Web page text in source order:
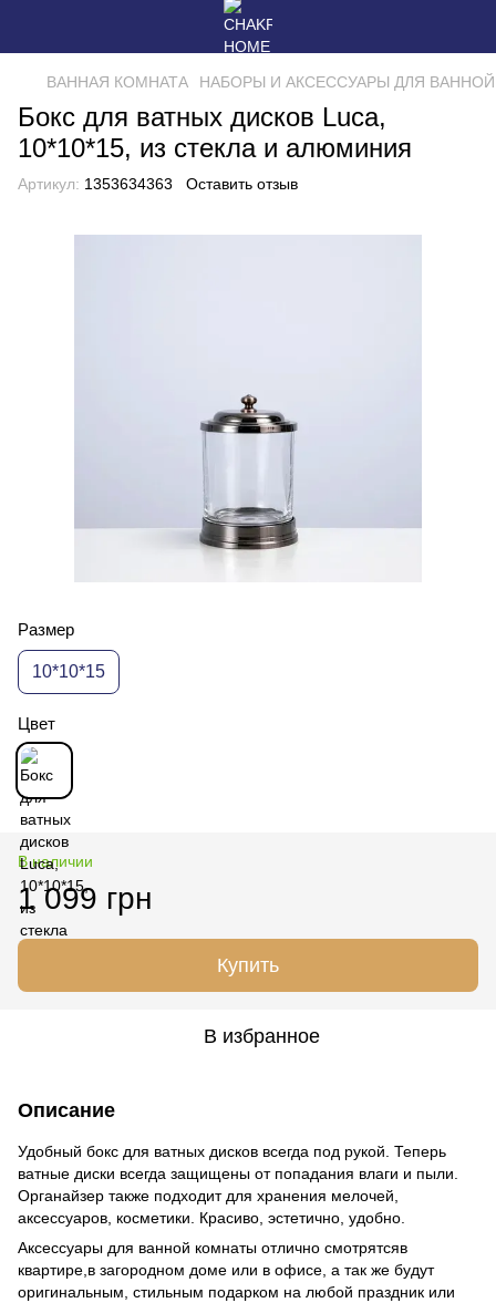
ВАННАЯ КОМНАТА НАБОРЫ И АКСЕССУАРЫ ДЛЯ
Бокс для ватных дисков Luca,
10*10*15, из стекла и алюминия
Артикул: 1353634363 Оставить отзыв
Размер
10*10*15
Цвет
В наличии
1 099 грн
Купить
В избранное
Описание
Удобный бокс для ватных дисков всегда под рукой. Теперь
ватные диски всегда защищены от попадания влаги и пыли.
Органайзер также подходит для хранения мелочей,
аксессуаров, косметики. Красиво, эстетично, удобно.
Аксессуары для ванной комнаты отлично смотрятсяв
квартире,в загородном доме или в офисе, а так же будут
оригинальным, стильным подарком на любой праздник или